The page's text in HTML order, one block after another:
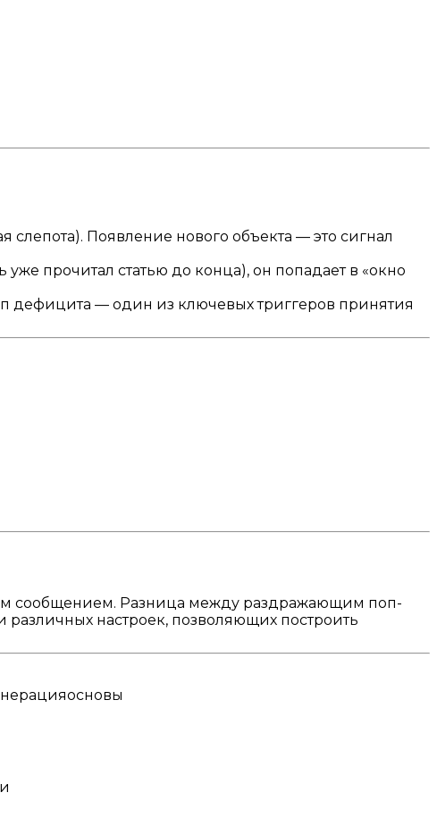
Появление нового объекта — это сигнал
прочитал статью до конца), он попадает в «окно
дефицита — один из ключевых триггеров принятия
сообщением. Разница между раздражающим поп-
настроек, позволяющих построить
основы